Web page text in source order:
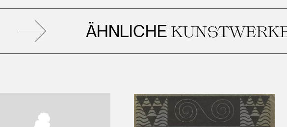
ÄHNLICHEKUNSTWERKE